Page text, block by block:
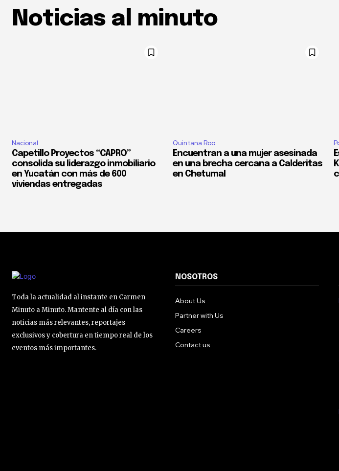
Noticias al minuto
Nacional
Capetillo Proyectos “CAPRO”
consolida su liderazgo inmobiliario
en Yucatán con más de 600
viviendas entregadas
Quintana Roo
Encuentran a una mujer asesinada
en una brecha cercana a Calderitas
en Chetumal
Toda la actualidad al instante en Carmen
Minuto a Minuto. Mantente al día con las
noticias más relevantes, reportajes
exclusivos y cobertura en tiempo real de los
eventos más importantes.
NOSOTROS
About Us
Partner with Us
Careers
Contact us